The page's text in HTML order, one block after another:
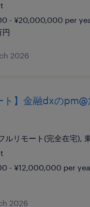
- ¥20,000,000 per
2026
ト】金融dxの
ルリモート(完全在宅),
- ¥12,000,000 per
2026